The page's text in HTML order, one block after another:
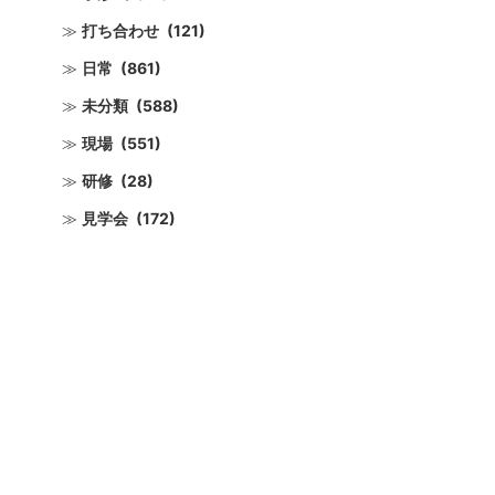
打ち合わせ (121)
日常 (861)
未分類 (588)
現場 (551)
研修 (28)
見学会 (172)